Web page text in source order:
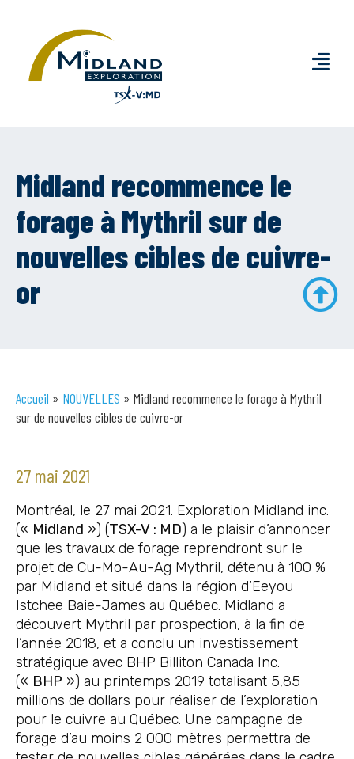
Midland recommence le
forage à Mythril sur de
nouvelles cibles de cuivre-
or
Accueil » NOUVELLES » Midland recommence le forage à Mythril
sur de nouvelles cibles de cuivre-or
27 mai 2021
Montréal, le 27 mai 2021. Exploration Midland inc.
(« Midland ») (TSX-V : MD) a le plaisir d’annoncer
que les travaux de forage reprendront sur le
projet de Cu-Mo-Au-Ag Mythril, détenu à 100 %
par Midland et situé dans la région d’Eeyou
Istchee Baie-James au Québec. Midland a
découvert Mythril par prospection, à la fin de
l’année 2018, et a conclu un investissement
stratégique avec BHP Billiton Canada Inc.
(« BHP ») au printemps 2019 totalisant 5,85
millions de dollars pour réaliser de l’exploration
pour le cuivre au Québec. Une campagne de
forage d’au moins 2 000 mètres permettra de